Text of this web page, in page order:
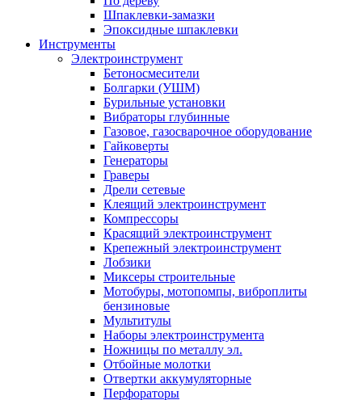
Шпаклевки-замазки
Эпоксидные шпаклевки
Инструменты
Электроинструмент
Бетоносмесители
Болгарки (УШМ)
Бурильные установки
Вибраторы глубинные
Газовое, газосварочное оборудование
Гайковерты
Генераторы
Граверы
Дрели сетевые
Клеящий электроинструмент
Компрессоры
Красящий электроинструмент
Крепежный электроинструмент
Лобзики
Миксеры строительные
Мотобуры, мотопомпы, виброплиты
бензиновые
Мультитулы
Наборы электроинструмента
Ножницы по металлу эл.
Отбойные молотки
Отвертки аккумуляторные
Перфораторы